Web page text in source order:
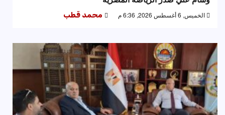
الخميس, 6 أغسطس 2026, 6:36 م محمد قطب